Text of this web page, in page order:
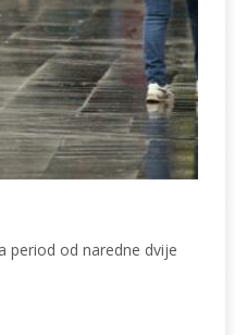
period od naredne dvije